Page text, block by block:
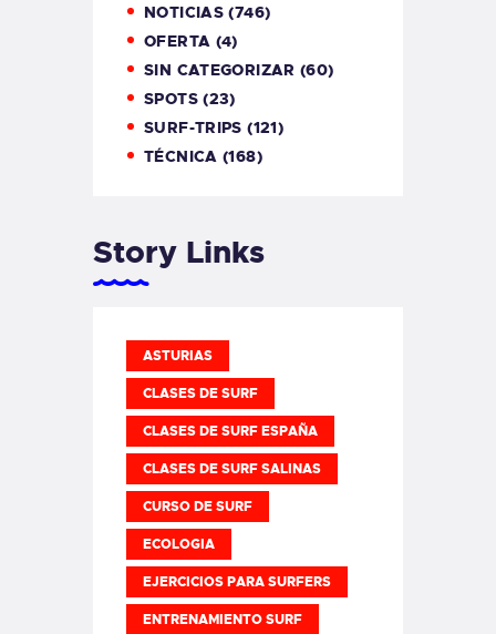
NOTICIAS (746)
OFERTA (4)
SIN CATEGORIZAR (60)
SPOTS(23)
SURF-TRIPS (121)
TÉCNICA (168)
Story Links
ASTURIAS
CLASES DE SURF
CLASES DE SURF ESPAÑA
CLASES DE SURF SALINAS
CURSO DE SURF
ECOLOGIA
EJERCICIOS PARA SURFERS
ENTRENAMIENTO SURF